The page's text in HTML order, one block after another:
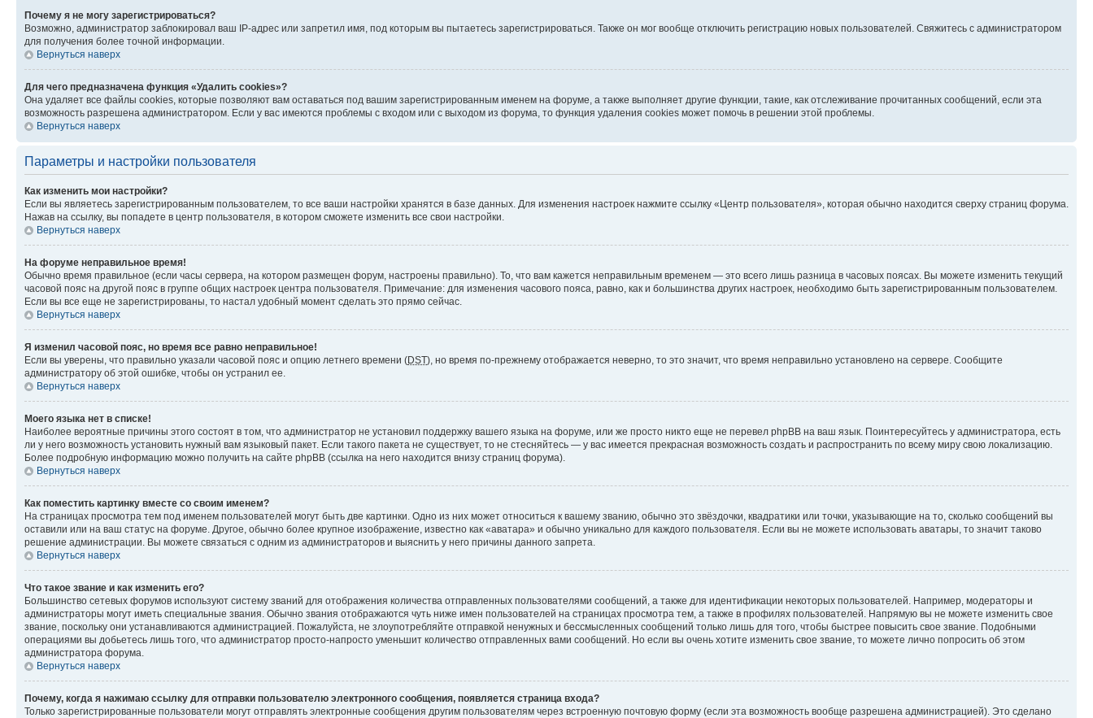
Почему я не могу зарегистрироваться?
Возможно, администратор заблокировал ваш IP-адрес или запретил имя, под которым вы пытаетесь зарегистрироваться. Также он мог вообще отключить регистрацию новых пользователей. Свяжитесь с администратором
для получения более точной информации.
Вернуться наверх
Для чего предназначена функция «Удалить cookies»?
Она удаляет все файлы cookies, которые позволяют вам оставаться под вашим зарегистрированным именем на форуме, а также выполняет другие функции, такие, как отслеживание прочитанных сообщений, если эта
возможность разрешена администратором. Если у вас имеются проблемы с входом или с выходом из форума, то функция удаления cookies может помочь в решении этой проблемы.
Вернуться наверх
Параметры и настройки пользователя
Как изменить мои настройки?
Если вы являетесь зарегистрированным пользователем, то все ваши настройки хранятся в базе данных. Для изменения настроек нажмите ссылку «Центр пользователя», которая обычно находится сверху страниц форума.
Нажав на ссылку, вы попадете в центр пользователя, в котором сможете изменить все свои настройки.
Вернуться наверх
На форуме неправильное время!
Обычно время правильное (если часы сервера, на котором размещен форум, настроены правильно). То, что вам кажется неправильным временем — это всего лишь разница в часовых поясах. Вы можете изменить текущий
часовой пояс на другой пояс в группе общих настроек центра пользователя. Примечание: для изменения часового пояса, равно, как и большинства других настроек, необходимо быть зарегистрированным пользователем.
Если вы все еще не зарегистрированы, то настал удобный момент сделать это прямо сейчас.
Вернуться наверх
Я изменил часовой пояс, но время все равно неправильное!
Если вы уверены, что правильно указали часовой пояс и опцию летнего времени (DST), но время по-прежнему отображается неверно, то это значит, что время неправильно установлено на сервере. Сообщите
администратору об этой ошибке, чтобы он устранил ее.
Вернуться наверх
Моего языка нет в списке!
Наиболее вероятные причины этого состоят в том, что администратор не установил поддержку вашего языка на форуме, или же просто никто еще не перевел phpBB на ваш язык. Поинтересуйтесь у администратора, есть
ли у него возможность установить нужный вам языковый пакет. Если такого пакета не существует, то не стесняйтесь — у вас имеется прекрасная возможность создать и распространить по всему миру свою локализацию.
Более подробную информацию можно получить на сайте phpBB (ссылка на него находится внизу страниц форума).
Вернуться наверх
Как поместить картинку вместе со своим именем?
На страницах просмотра тем под именем пользователей могут быть две картинки. Одно из них может относиться к вашему званию, обычно это звёздочки, квадратики или точки, указывающие на то, сколько сообщений вы
оставили или на ваш статус на форуме. Другое, обычно более крупное изображение, известно как «аватара» и обычно уникально для каждого пользователя. Если вы не можете использовать аватары, то значит таково
решение администрации. Вы можете связаться с одним из администраторов и выяснить у него причины данного запрета.
Вернуться наверх
Что такое звание и как изменить его?
Большинство сетевых форумов используют систему званий для отображения количества отправленных пользователями сообщений, а также для идентификации некоторых пользователей. Например, модераторы и
администраторы могут иметь специальные звания. Обычно звания отображаются чуть ниже имен пользователей на страницах просмотра тем, а также в профилях пользователей. Напрямую вы не можете изменить свое
звание, поскольку они устанавливаются администрацией. Пожалуйста, не злоупотребляйте отправкой ненужных и бессмысленных сообщений только лишь для того, чтобы быстрее повысить свое звание. Подобными
операциями вы добьетесь лишь того, что администратор просто-напросто уменьшит количество отправленных вами сообщений. Но если вы очень хотите изменить свое звание, то можете лично попросить об этом
администратора форума.
Вернуться наверх
Почему, когда я нажимаю ссылку для отправки пользователю электронного сообщения, появляется страница входа?
Только зарегистрированные пользователи могут отправлять электронные сообщения другим пользователям через встроенную почтовую форму (если эта возможность вообще разрешена администрацией). Это сделано